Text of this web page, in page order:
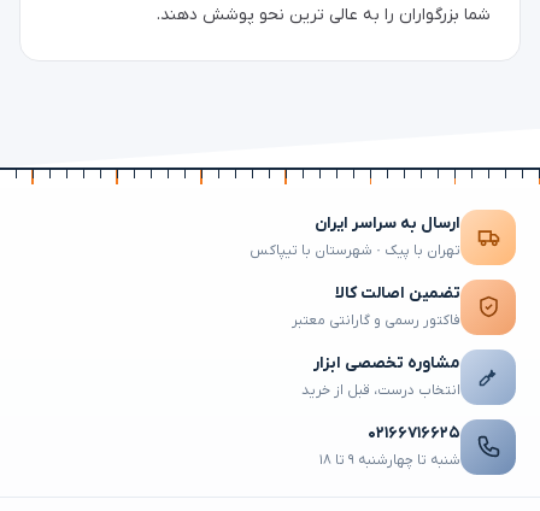
شما بزرگواران را به عالی ترین نحو پوشش دهند.
ارسال به سراسر ایران
تهران با پیک · شهرستان با تیپاکس
تضمین اصالت کالا
فاکتور رسمی و گارانتی معتبر
مشاوره تخصصی ابزار
انتخاب درست، قبل از خرید
۰۲۱۶۶۷۱۶۶۲۵
شنبه تا چهارشنبه ۹ تا ۱۸